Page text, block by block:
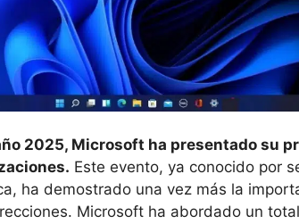
2025, Microsoft ha presentado su
Este evento, ya conocido por
ha demostrado una vez más la
Microsoft ha abordado un